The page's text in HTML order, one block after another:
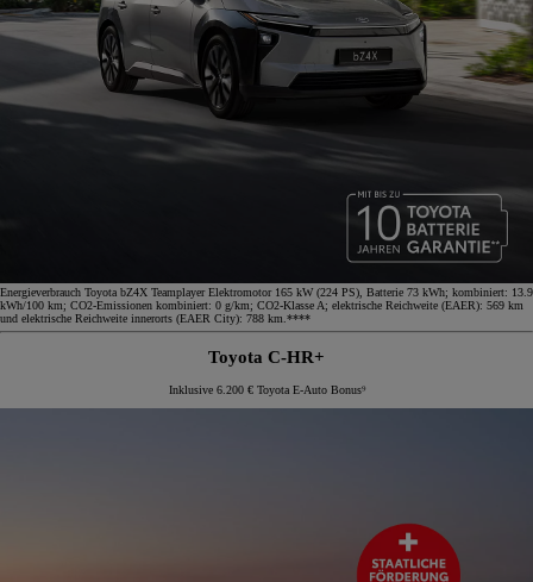
Energieverbrauch Toyota bZ4X Teamplayer Elektromotor 165 kW (224 PS), Batterie 73 kWh; kombiniert: 13.9
kWh/100 km; CO2-Emissionen kombiniert: 0 g/km; CO2-Klasse A; elektrische Reichweite (EAER): 569 km
und elektrische Reichweite innerorts (EAER City): 788 km.****
Toyota C-HR+
Inklusive 6.200 € Toyota E-Auto Bonus⁹